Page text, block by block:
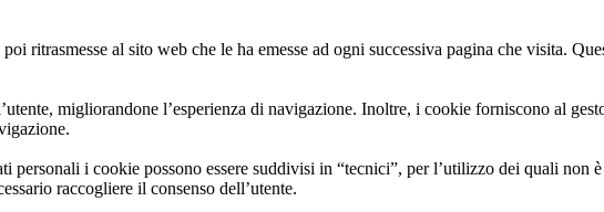
ritrasmesse al sito web che le ha emesse ad ogni successiva pagina che visita.
migliorandone l’esperienza di navigazione. Inoltre, i cookie forniscono al
personali i cookie possono essere suddivisi in “tecnici”, per l’utilizzo dei quali
raccogliere il consenso dell’utente.